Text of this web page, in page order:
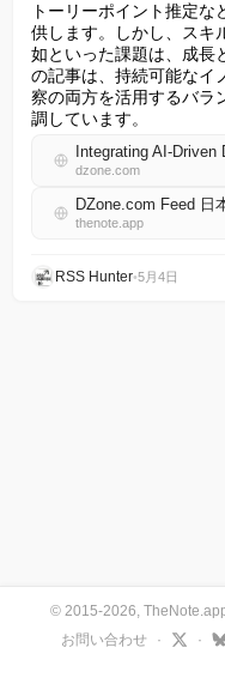
トーリーポイント推定
供します。しかし、スキ
如といった課題は、成長
の記事は、持続可能なイ
察の両方を活用するバラ
調しています。
dzone.com
DZone.com Feed 日
thenote.app
RSS Hunter•5月4日
© 2015-2026,
お問い合わせ
· ·